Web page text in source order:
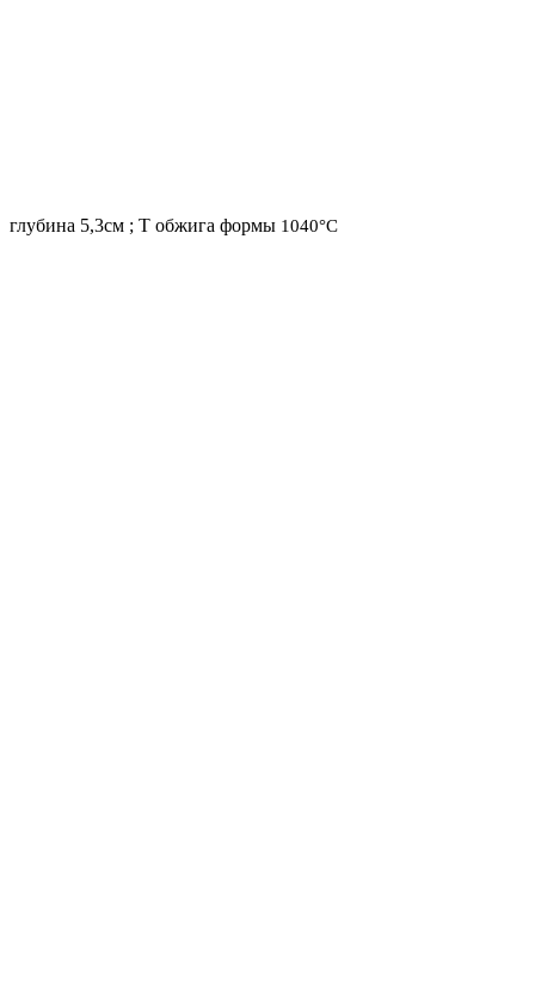
глубина 5,3см ; Т обжига формы 1040°С